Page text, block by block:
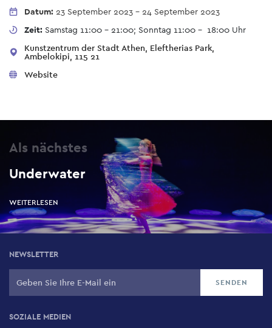
Datum: 23 September 2023 - 24 September 2023
Zeit: Samstag 11:00 – 21:00; Sonntag 11:00 - 18:00 Uhr
Kunstzentrum der Stadt Athen, Eleftherias Park,
Ambelokipi, 115 21
Website
Als nächstes
Underwater
WEITERLESEN
NEWSLETTER
SOZIALE MEDIEN